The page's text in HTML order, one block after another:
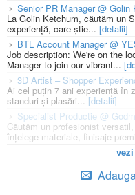
Senior PR Manager @ Golin
La Golin Ketchum, căutăm un
experiență, care știe... [detalii]
BTL Account Manager @
Job description: We're on the
Manager to join our vibrant...
3D Artist – Shopper
Ai cel puțin 7 ani experiență în
standuri și plasări... [detalii]
Specialist Productie @
Căutăm un profesionist
înțelege materiale, finisaje